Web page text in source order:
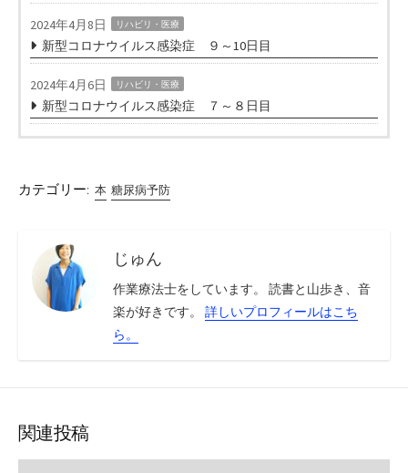
2024年4月8日 リハビリ・医療
新型コロナウイルス感染症 ９～10日目
2024年4月6日 リハビリ・医療
新型コロナウイルス感染症 ７～８日目
カテゴリー: 本 糖尿病予防
じゅん
作業療法士をしています。 読書と山歩き、音
楽が好きです。 詳しいプロフィールはこち
ら。
関連投稿